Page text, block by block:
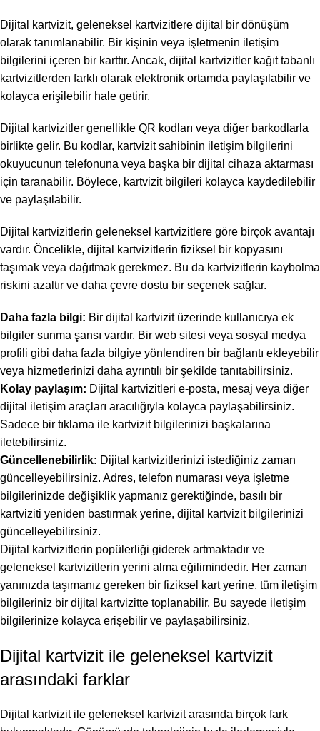
Dijital kartvizit, geleneksel kartvizitlere dijital bir dönüşüm
olarak tanımlanabilir. Bir kişinin veya işletmenin iletişim
bilgilerini içeren bir karttır. Ancak, dijital kartvizitler kağıt tabanlı
kartvizitlerden farklı olarak elektronik ortamda paylaşılabilir ve
kolayca erişilebilir hale getirir.
Dijital kartvizitler genellikle QR kodları veya diğer barkodlarla
birlikte gelir. Bu kodlar, kartvizit sahibinin iletişim bilgilerini
okuyucunun telefonuna veya başka bir dijital cihaza aktarması
için taranabilir. Böylece, kartvizit bilgileri kolayca kaydedilebilir
ve paylaşılabilir.
Dijital kartvizitlerin geleneksel kartvizitlere göre birçok avantajı
vardır. Öncelikle, dijital kartvizitlerin fiziksel bir kopyasını
taşımak veya dağıtmak gerekmez. Bu da kartvizitlerin kaybolma
riskini azaltır ve daha çevre dostu bir seçenek sağlar.
Daha fazla bilgi: Bir dijital kartvizit üzerinde kullanıcıya ek
bilgiler sunma şansı vardır. Bir web sitesi veya sosyal medya
profili gibi daha fazla bilgiye yönlendiren bir bağlantı ekleyebilir
veya hizmetlerinizi daha ayrıntılı bir şekilde tanıtabilirsiniz.
Kolay paylaşım: Dijital kartvizitleri e-posta, mesaj veya diğer
dijital iletişim araçları aracılığıyla kolayca paylaşabilirsiniz.
Sadece bir tıklama ile kartvizit bilgilerinizi başkalarına
iletebilirsiniz.
Güncellenebilirlik: Dijital kartvizitlerinizi istediğiniz zaman
güncelleyebilirsiniz. Adres, telefon numarası veya işletme
bilgilerinizde değişiklik yapmanız gerektiğinde, basılı bir
kartviziti yeniden bastırmak yerine, dijital kartvizit bilgilerinizi
güncelleyebilirsiniz.
Dijital kartvizitlerin popülerliği giderek artmaktadır ve
geleneksel kartvizitlerin yerini alma eğilimindedir. Her zaman
yanınızda taşımanız gereken bir fiziksel kart yerine, tüm iletişim
bilgileriniz bir dijital kartvizitte toplanabilir. Bu sayede iletişim
bilgilerinize kolayca erişebilir ve paylaşabilirsiniz.
Dijital kartvizit ile geleneksel kartvizit
arasındaki farklar
Dijital kartvizit ile geleneksel kartvizit arasında birçok fark